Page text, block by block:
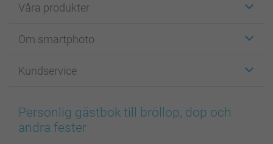
Våra produkter
Fotokort
Fotoböcker
Bilder, Fotoförstoring & Fotohäften
Skal till Mobil & Surfplatta
Om smartphoto
För affiliates
Cookie Policy
Sitemap
Kundservice
smartgaranti
smartbonus
Personlig gästbok till bröllop, dop och
andra fester